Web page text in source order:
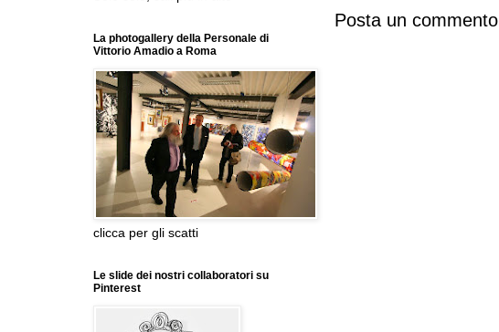
Posta un commento
La photogallery della Personale di
Vittorio Amadio a Roma
clicca per gli scatti
Le slide dei nostri collaboratori su
Pinterest